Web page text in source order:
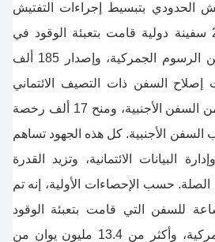
الحدودي بتبسيط إجراءات التفتيش
الحدودي لأكثر من 2700 سفينة دولية قامت بتعبئة الوقود في
مرسى الوقود المعفى من الرسوم الجمركية، وإصدار 185 ألف
السفن ذات التصيف الائتماني
المميز للصعود والنزول من السفن الأجنبية، ومنح 17 ألف رخصة
السفن الأجنبية. كل هذه الجهود تساهم
البيانات الائتمانية، وتزيد القدرة
حسب الإحصاءات الأولية، إنه تم
أكثر من 9500 ساعة للسفن التي قامت بتعبئة الوقود
المعفى من الرسوم الجمركية، وأكثر من 13.4 مليون يوان من